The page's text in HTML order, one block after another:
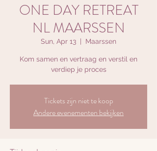
ONE DAY RETREAT
NL MAARSSEN
Sun, Apr 13 Maarssen
Kom samen en vertraag en verstil en
verdiep je proces
Tickets zijn niet te koop
Andere evenementen bekijken